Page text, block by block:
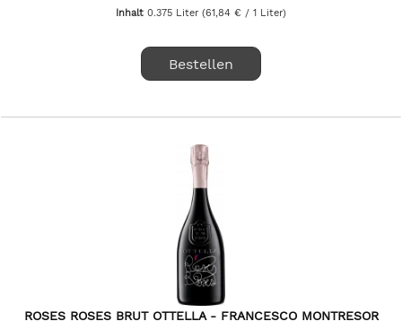
Inhalt0.375 Liter(61,84 € / 1 Liter)
Bestellen
ROSES ROSES BRUT OTTELLA - FRANCESCO MONTRESOR